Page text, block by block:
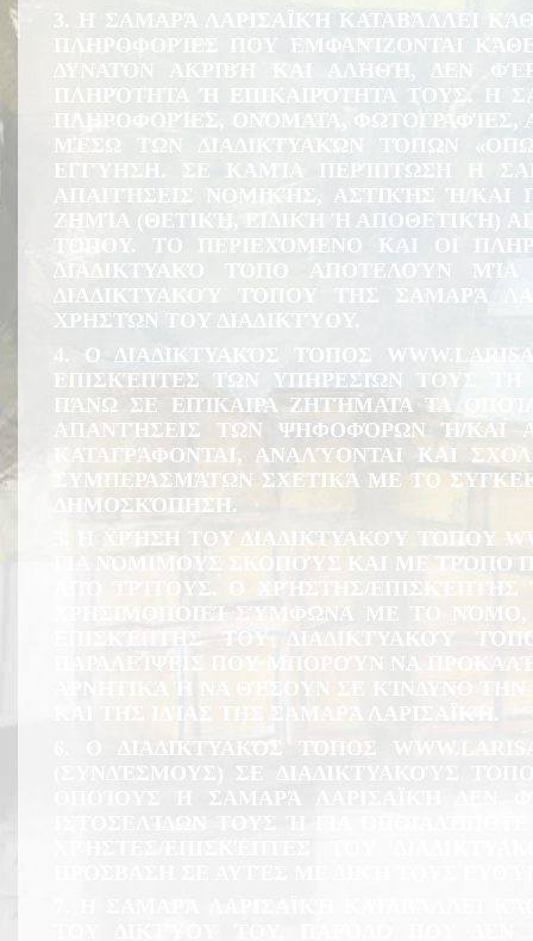
3. Η ΣΑΜΑΡΆ ΛΑΡΙΣΑΪΚΉ ΚΑΤΑΒΆΛΛΕΙ
ΠΛΗΡΟΦΟΡΊΕΣ ΠΟΥ ΕΜΦΑΝΊΖΟΝΤΑΙ
ΔΥΝΑΤΌΝ ΑΚΡΙΒΉ ΚΑΙ ΑΛΗΘΉ, ΔΕΝ
ΠΛΗΡΌΤΗΤΑ Ή ΕΠΙΚΑΙΡΌΤΗΤΑ ΤΟΥΣ. Η
ΠΛΗΡΟΦΟΡΊΕΣ, ΟΝΌΜΑΤΑ, ΦΩΤΟΓΡΑΦΊΕΣ,
ΜΈΣΩ ΤΩΝ ΔΙΑΔΙΚΤΥΑΚΏΝ ΤΌΠΩΝ
ΕΓΓΎΗΣΗ. ΣΕ ΚΑΜΊΑ ΠΕΡΊΠΤΩΣΗ Η
ΑΠΑΙΤΉΣΕΙΣ ΝΟΜΙΚΉΣ, ΑΣΤΙΚΉΣ Ή/
ΖΗΜΊΑ (ΘΕΤΙΚΉ, ΕΙΔΙΚΉ Ή ΑΠΟΘΕΤΙΚΉ)
ΤΌΠΟΥ. ΤΟ ΠΕΡΙΕΧΌΜΕΝΟ ΚΑΙ ΟΙ
ΔΙΑΔΙΚΤΥΑΚΌ ΤΌΠΟ ΑΠΟΤΕΛΟΎΝ
ΔΙΑΔΙΚΤΥΑΚΟΎ ΤΌΠΟΥ ΤΗΣ ΣΑΜΑΡΆ
ΧΡΗΣΤΏΝ ΤΟΥ ΔΙΑΔΙΚΤΎΟΥ.
4. Ο ΔΙΑΔΙΚΤΥΑΚΌΣ ΤΌΠΟΣ
ΕΠΙΣΚΈΠΤΕΣ ΤΩΝ ΥΠΗΡΕΣΙΏΝ ΤΟΥΣ
ΠΆΝΩ ΣΕ ΕΠΊΚΑΙΡΑ ΖΗΤΉΜΑΤΑ ΤΑ
ΑΠΑΝΤΉΣΕΙΣ ΤΩΝ ΨΗΦΟΦΌΡΩΝ Ή/
ΚΑΤΑΓΡΆΦΟΝΤΑΙ, ΑΝΑΛΎΟΝΤΑΙ ΚΑΙ
ΣΥΜΠΕΡΑΣΜΆΤΩΝ ΣΧΕΤΙΚΆ ΜΕ ΤΟ
ΔΗΜΟΣΚΌΠΗΣΗ.
5. Η ΧΡΉΣΗ ΤΟΥ ΔΙΑΔΙΚΤΥΑΚΟΎ ΤΌΠΟΥ
ΓΙΑ ΝΌΜΙΜΟΥΣ ΣΚΟΠΟΎΣ ΚΑΙ ΜΕ ΤΡΌΠΟ
ΑΠΌ ΤΡΊΤΟΥΣ. Ο ΧΡΉΣΤΗΣ/
ΧΡΗΣΙΜΟΠΟΙΕΊ ΣΎΜΦΩΝΑ ΜΕ ΤΟ
ΕΠΙΣΚΈΠΤΗΣ ΤΟΥ ΔΙΑΔΙΚΤΥΑΚΟΎ
ΠΑΡΑΛΕΊΨΕΙΣ ΠΟΥ ΜΠΟΡΟΎΝ ΝΑ
ΑΡΝΗΤΙΚΆ Ή ΝΑ ΘΈΣΟΥΝ ΣΕ ΚΊΝΔΥΝΟ
ΚΑΙ ΤΗΣ ΙΔΊΑΣ ΤΗΣ ΣΑΜΑΡΆ ΛΑΡΙΣΑΪΚΉ.
6. Ο ΔΙΑΔΙΚΤΥΑΚΌΣ ΤΌΠΟΣ
(ΣΥΝΔΈΣΜΟΥΣ) ΣΕ ΔΙΑΔΙΚΤΥΑΚΟΎΣ